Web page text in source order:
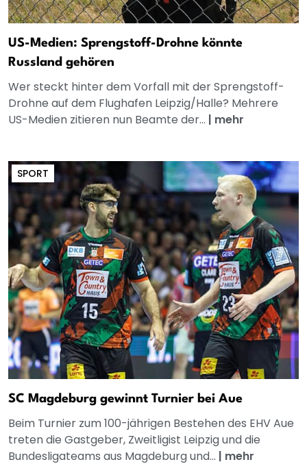
US-Medien: Sprengstoff-Drohne könnte
Russland gehören
Wer steckt hinter dem Vorfall mit der Sprengstoff-
Drohne auf dem Flughafen Leipzig/Halle? Mehrere
US-Medien zitieren nun Beamte der... | mehr
SPORT
SC Magdeburg gewinnt Turnier bei Aue
Beim Turnier zum 100-jährigen Bestehen des EHV Aue
treten die Gastgeber, Zweitligist Leipzig und die
Bundesligateams aus Magdeburg und... | mehr